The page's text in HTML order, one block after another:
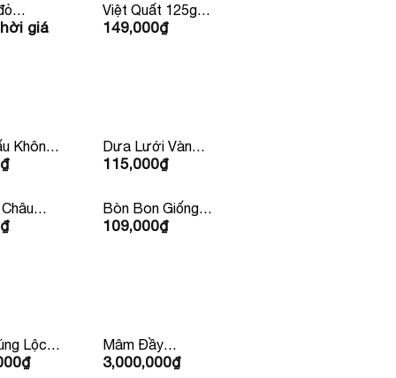
giá
Việt Quất 125g
Newzealand/Mỹ/
149,000₫
Không
₫
Dưa Lưới Vàng
Huỳnh Long
115,000₫
₫
Bòn Bon Giống
Thái Lan
109,000₫
Lộc
)₫
Mâm Đầy
Tháng/Thôi Nôi
3,000,000₫